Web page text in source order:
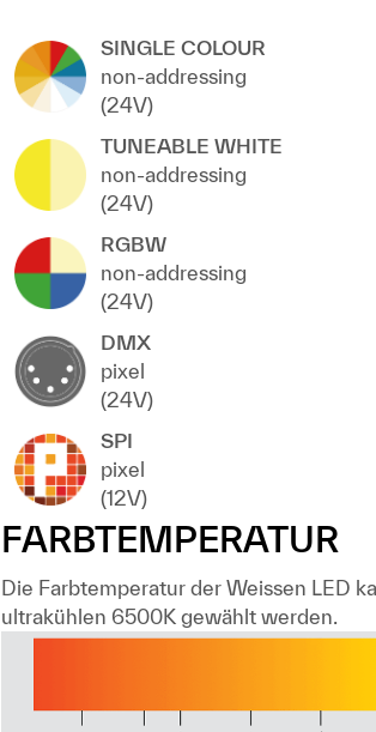
SINGLE COLOUR
non-addressing
(24V)
TUNEABLE WHITE
non-addressing
(24V)
RGBW
non-addressing
(24V)
DMX
pixel
(24V)
SPI
pixel
(12V)
FARBTEMPERATUR
Die Farbtemperatur der Weissen LED
ultrakühlen 6500K gewählt werden.